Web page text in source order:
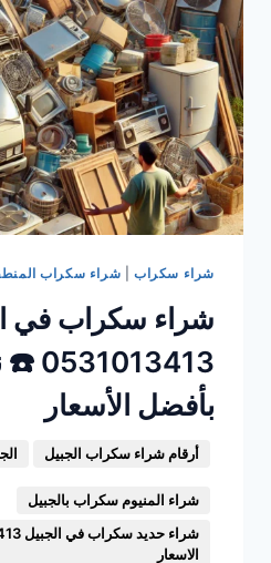
شراء سكراب| شراء سكراب
شراء سكراب في
بأفضل الأسعار
أرقام شراء سكراب الجبيل
شراء المنيوم سكراب بالجبيل
الاسعار